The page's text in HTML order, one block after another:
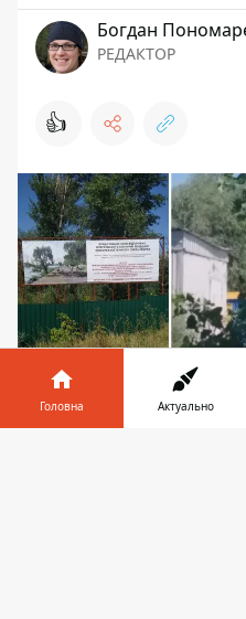
Богдан
РЕДАКТОР
👍
Головна Актуально